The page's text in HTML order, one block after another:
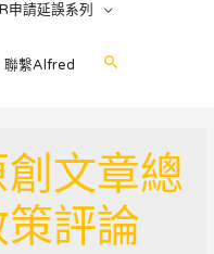
申請延誤系列
聯繫Alfred Search
文章總
策評論